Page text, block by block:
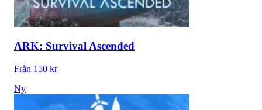
ARK: Survival Ascended
Från 150 kr
Ny